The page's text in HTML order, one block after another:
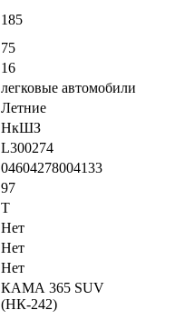
185
75
16
легковые автомобили
Летние
НкШЗ
L300274
04604278004133
97
T
Нет
Нет
Нет
КАМА 365 SUV
(НК-242)